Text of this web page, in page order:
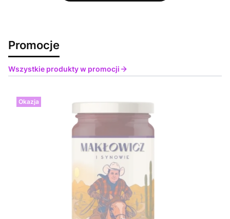
Promocje
Wszystkie produkty w promocji
Okazja